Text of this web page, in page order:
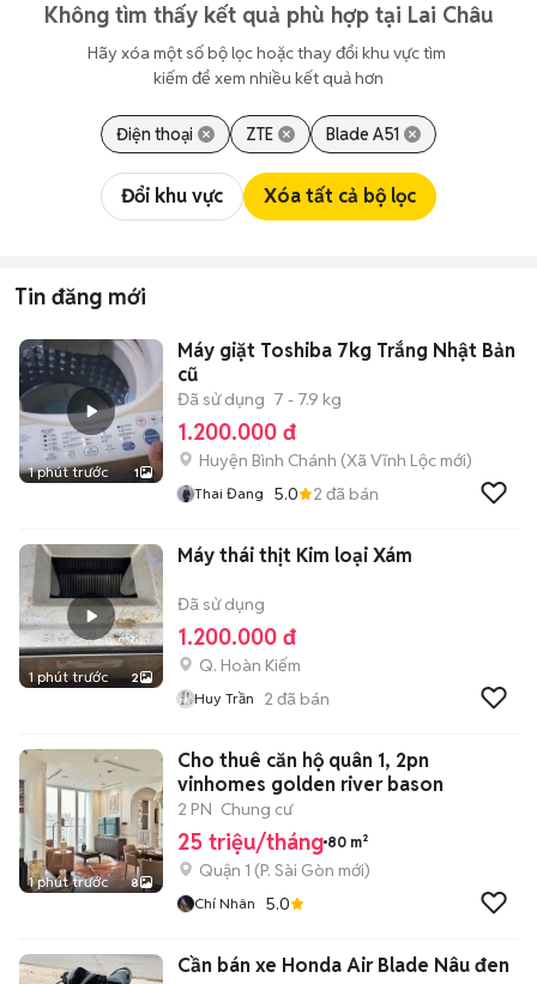
Không tìm thấy kết quả phù hợp tại Lai Châu
Hãy xóa một số bộ lọc hoặc thay đổi khu vực tìm
kiếm để xem nhiều kết quả hơn
Điện thoại ZTE Blade A51
Đổi khu vực Xóa tất cả bộ lọc
Tin đăng mới
1 phút trước 1
Máy giặt Toshiba 7kg Trắng Nhật Bản
cũ
Đã sử dụng 7 - 7.9 kg
1.200.000 đ
Huyện Bình Chánh (Xã Vĩnh Lộc mới)
Thai Đang 5.0 2 đã bán
1 phút trước 2
Máy thái thịt Kim loại Xám
Đã sử dụng
1.200.000 đ
Q. Hoàn Kiếm
Huy Trần 2 đã bán
1 phút trước 8
Cho thuê căn hộ quân 1, 2pn
vinhomes golden river bason
2 PN Chung cư
25 triệu/tháng 80 m²
Quận 1 (P. Sài Gòn mới)
Chí Nhân 5.0
Cần bán xe Honda Air Blade Nâu đen